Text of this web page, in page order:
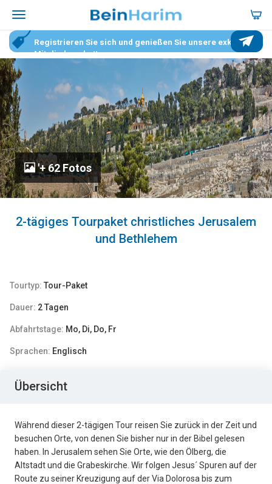
Registrieren Sie sich und genießen Sie unsere exklusiven
Mitgliederrabatte.
'+ 62 Fotos
2-tägiges Tourpaket christliches Jerusalem
und Bethlehem
Tourtyp: Tour-Paket
Dauer: 2 Tagen
Abfahrtstage: Mo, Di, Do, Fr
Sprachen: Englisch
Übersicht
Während dieser 2-tägigen Tour reisen Sie zurück in der Zeit und
besuchen Orte, von denen Sie bisher nur in der Bibel gelesen
haben. In Jerusalem sehen Sie Orte, wie den Ölberg, die
Altstadt und die Grabeskirche. Wir folgen Jesus´ Spuren auf der
Route zu seiner Kreuzigung auf der Via Dolorosa bis zum